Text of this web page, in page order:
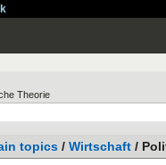
Theorie
topics / Wirtschaft /